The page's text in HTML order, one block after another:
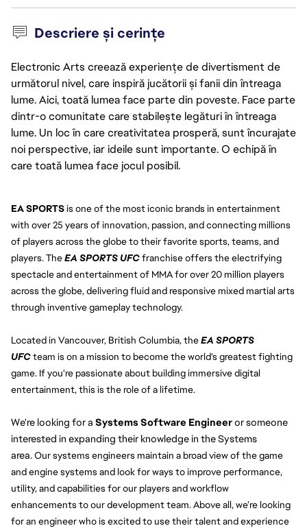
Descriere și cerințe
Electronic Arts creează experiențe de divertisment de
următorul nivel, care inspiră jucătorii și fanii din întreaga
lume. Aici, toată lumea face parte din poveste. Face parte
dintr-o comunitate care stabilește legături în întreaga
lume. Un loc în care creativitatea prosperă, sunt încurajate
noi perspective, iar ideile sunt importante. O echipă în
care toată lumea face jocul posibil.
EA SPORTS is one of the most iconic brands in entertainment
with over 25 years of innovation, passion, and connecting millions
of players across the globe to their favorite sports, teams, and
players. The EA SPORTS UFCfranchise offers the electrifying
spectacle and entertainment of MMA for over 20 million players
across the globe, delivering fluid and responsive mixed martial arts
through inventive gameplay technology.
Located in Vancouver, British Columbia, theEA SPORTS
UFCteam is on a mission to become the world's greatest fighting
game. If you're passionate about building immersive digital
entertainment, this is the role of a lifetime.
We're looking for a Systems Software Engineer or someone
interested in expanding their knowledge in the Systems
area. Our systems engineers maintain a broad view of the game
and engine systems and look for ways to improve performance,
utility, and capabilities for our players and workflow
enhancements to our development team. Above all, we’re looking
for an engineer who is excited to use their talent and experience